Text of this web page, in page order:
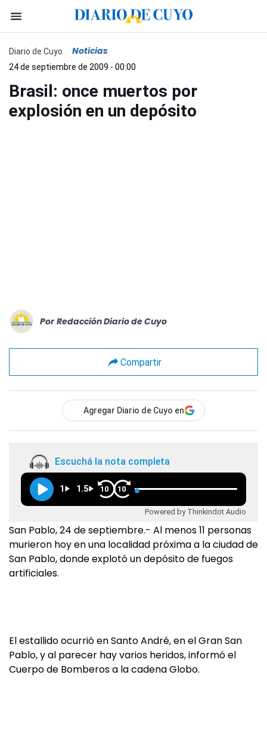
Diario de Cuyo Noticias
24 de septiembre de 2009 - 00:00
Brasil: once muertos por
explosión en un depósito
Por Redacción Diario de Cuyo
Compartir
Agregar Diario de Cuyo en
Escuchá la nota completa
1 1.5 10 10
Powered by Thinkindot Audio
San Pablo, 24 de septiembre.- Al menos 11 personas
murieron hoy en una localidad próxima a la ciudad de
San Pablo, donde explotó un depósito de fuegos
artificiales.
El estallido ocurrió en Santo André, en el Gran San
Pablo, y al parecer hay varios heridos, informó el
Cuerpo de Bomberos a la cadena Globo.